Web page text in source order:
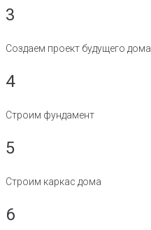
3
Создаем проект будущего дома
4
Строим фундамент
5
Строим каркас дома
6